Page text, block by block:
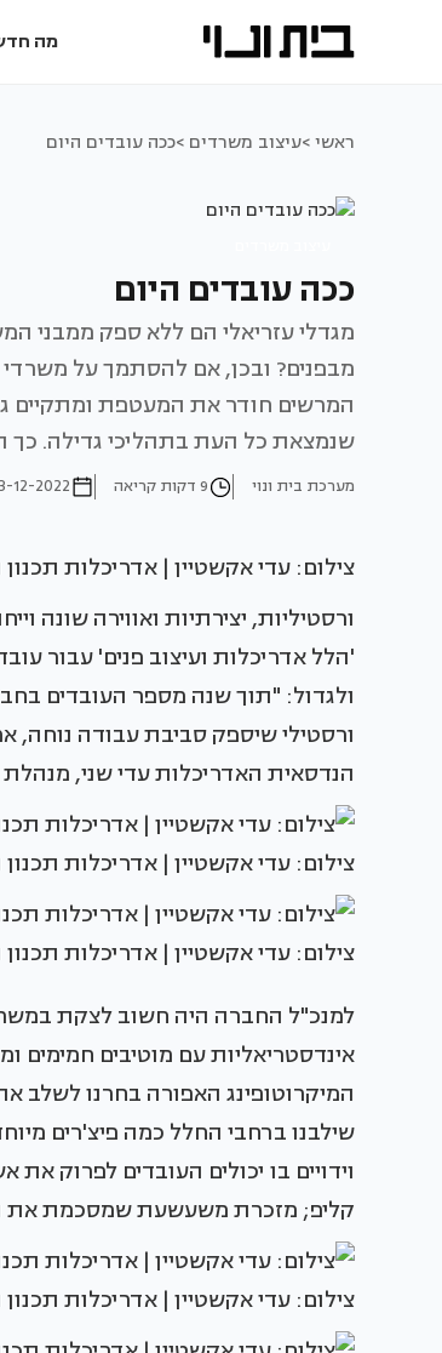
מה
ראשי >עיצוב משרדים >ככה עובדים היום
ככה עובדים היום
מגדלי עזריאלי הם ללא ספק ממבני
מבפנים? ובכן, אם להסתמך על משרדי
המרשים חודר את המעטפת ומתקיים
שנמצאת כל העת בתהליכי גדילה. כך
מערכת בית ונוי 9 דקות קריאה 12-2022
צילום: עדי אקשטיין | אדריכלות
ורסטיליות, יצירתיות ואווירה שונה
'הלל אדריכלות ועיצוב פנים' עבור
ורסטילי שיספק סביבת עבודה נוחה,
הנדסאית האדריכלות עדי שני,
צילום: עדי אקשטיין | אדריכלות
צילום: עדי אקשטיין | אדריכלות
למנכ"ל החברה היה חשוב לצקת
אינדסטריאליות עם מוטיבים חמימים
המיקרוטופינג האפורה בחרנו לשלב
וידויים בו יכולים העובדים לפרוק
קליפ; מזכרת משעשעת שמסכמת את
צילום: עדי אקשטיין | אדריכלות